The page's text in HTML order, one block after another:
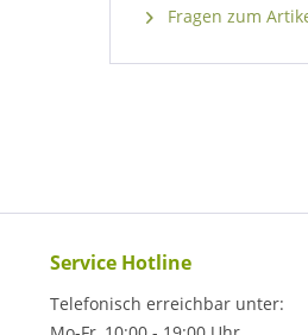
Fragen zum
Service Hotline
Telefonisch erreichbar unter: